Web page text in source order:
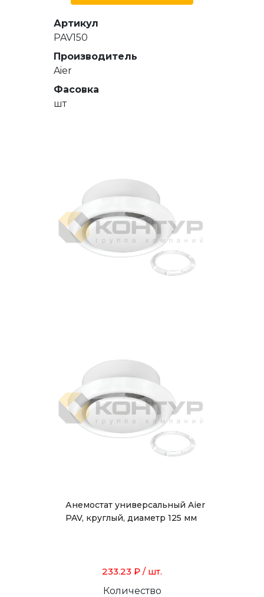
Артикул
PAV150
Производитель
Aier
Фасовка
шт
Анемостат универсальный Aier
PAV, круглый, диаметр 125 мм
233.23 ₽ / шт.
Количество